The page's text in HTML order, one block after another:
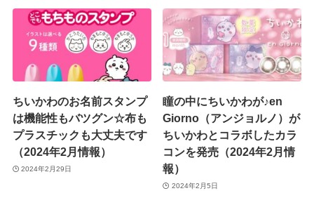
ちいかわのお名前スタンプ
は機能性もバツグン☆布も
プラスチックも大丈夫です
（2024年2月情報）
2024年2月29日
瞳の中にちいかわが♪en
Giorno（アンジョルノ）が
ちいかわとコラボしたカラ
コンを発売（2024年2月情
報）
2024年2月5日